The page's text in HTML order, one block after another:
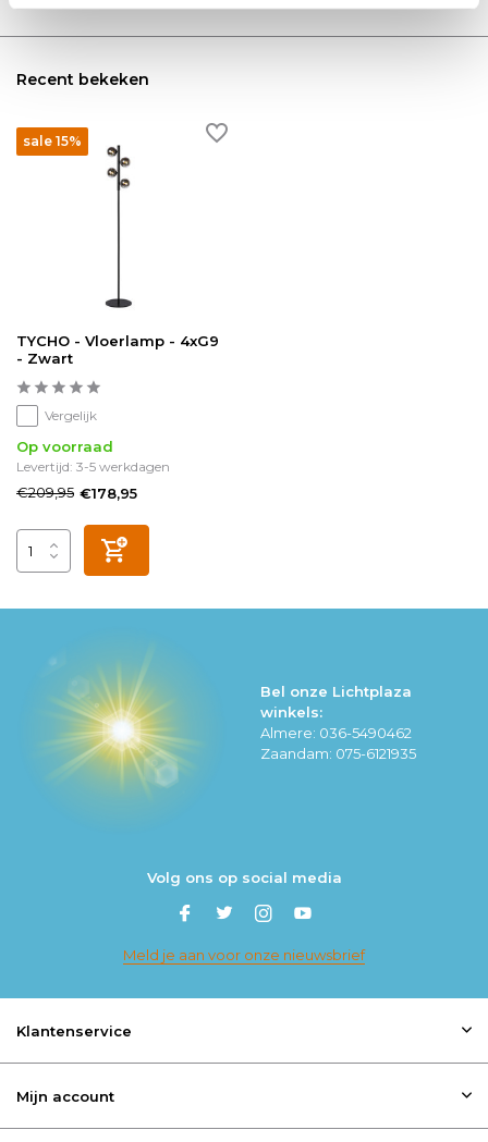
Recent bekeken
sale 15%
TYCHO - Vloerlamp - 4xG9
- Zwart
Vergelijk
Op voorraad
Levertijd: 3-5 werkdagen
€209,95 €178,95
Bel onze Lichtplaza
winkels:
Almere: 036-5490462
Zaandam: 075-6121935
Volg ons op social media
Meld je aan voor onze nieuwsbrief
Klantenservice
Mijn account